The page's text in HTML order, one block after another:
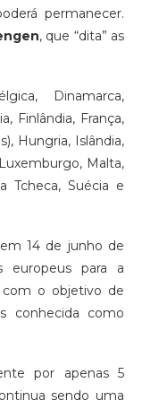
permanecer.
, que “dita” as
Dinamarca,
Finlândia, França,
Hungria, Islândia,
Malta,
Tcheca, Suécia e
14 de junho de
europeus para a
com o objetivo de
conhecida como
por apenas 5
sendo uma